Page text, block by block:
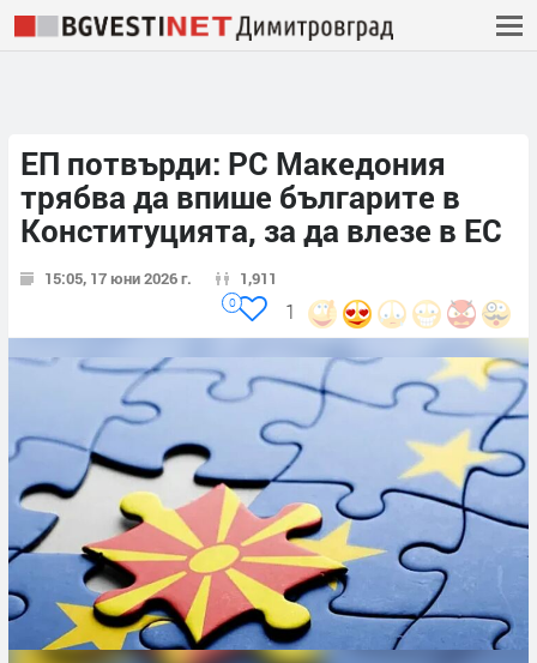
ЕП потвърди: РС Македония
трябва да впише българите в
Конституцията, за да влезе в ЕС
15:05, 17 юни 2026 г. 1,911
1
0